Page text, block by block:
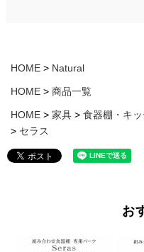
HOME Natural
HOME 商品一覧
HOME 家具 食器棚・キ
セラス
お